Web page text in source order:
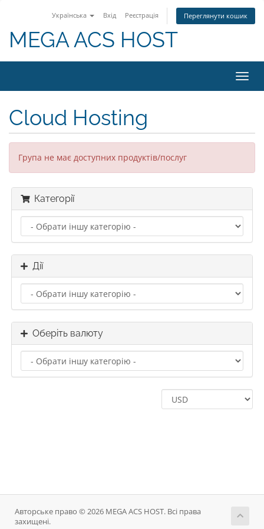
Українська Вхід Реєстрація Переглянути кошик
MEGA ACS HOST
Cloud Hosting
Група не має доступних продуктів/послуг
Категорії
Дії
Оберіть валюту
Авторське право © 2026 MEGA ACS HOST. Всі права
захищені.